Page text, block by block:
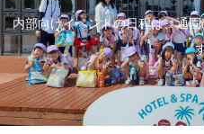
内部向けイベントの日程は、通